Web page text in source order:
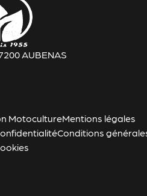
AUBENAS
MotocultureMentions légales
Conditions